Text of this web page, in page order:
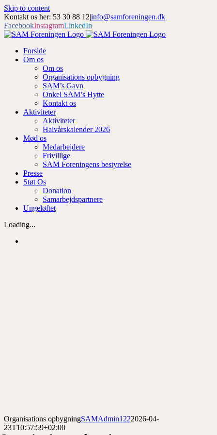
Skip to content
Kontakt os her: 53 30 88 12|info@samforeningen.dk
FacebookInstagramLinkedIn
Forside
Om os
Om os
Organisations opbygning
SAM’s Gavn
Onkel SAM’s Hytte
Kontakt os
Aktiviteter
Aktiviteter
Halvårskalender 2026
Mød os
Medarbejdere
Frivillige
SAM Foreningens bestyrelse
Presse
Støt Os
Donation
Samarbejdspartnere
Ungeløftet
Loading...
Organisations opbygningSAMAdmin1222026-04-
23T10:57:59+02:00